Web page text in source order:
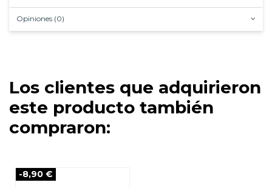
Opiniones (0)
Los clientes que adquirieron
este producto también
compraron:
-8,90 €